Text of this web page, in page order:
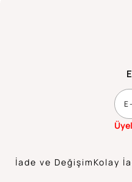
İade ve Değişim Kolay